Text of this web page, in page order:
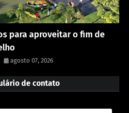
para aproveitar o fim de
agosto 07, 2026
de contato